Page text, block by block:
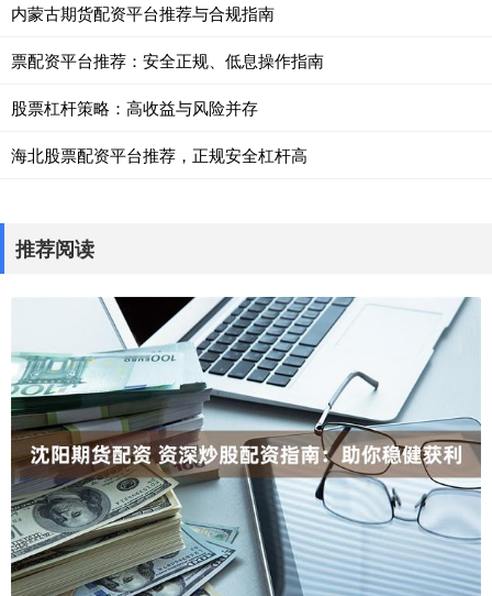
内蒙古期货配资平台推荐与合规指南
票配资平台推荐：安全正规、低息操作指南
股票杠杆策略：高收益与风险并存
海北股票配资平台推荐，正规安全杠杆高
推荐阅读